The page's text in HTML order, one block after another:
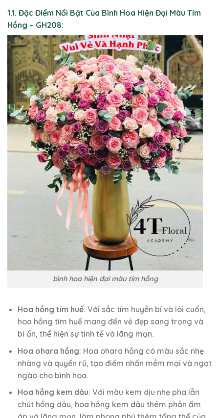
1.1. Đặc Điểm Nổi Bật Của Bình Hoa Hiện Đại Màu Tím
Hồng – GH208:
bình hoa hiện đại màu tím hồng
Hoa hồng tím huế: Với sắc tím huyền bí và lôi cuốn,
hoa hồng tím huế mang đến vẻ đẹp sang trọng và
bí ẩn, thể hiện sự tinh tế và lãng mạn.
Hoa ohara hồng: Hoa ohara hồng có màu sắc nhẹ
nhàng và quyến rũ, tạo điểm nhấn mềm mại và ngọt
ngào cho bình hoa.
Hoa hồng kem dâu: Với màu kem dịu nhẹ pha lẫn
chút hồng dâu, hoa hồng kem dâu thêm phần ấm